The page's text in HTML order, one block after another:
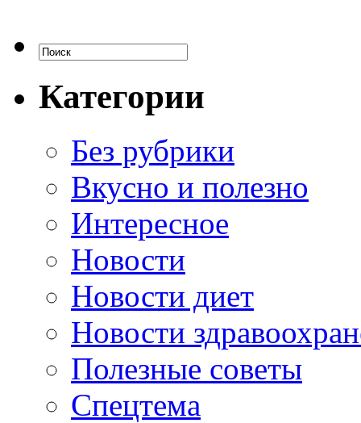
Категории
Без рубрики
Вкусно и полезно
Интересное
Новости
Новости диет
Новости
Полезные советы
Спецтема